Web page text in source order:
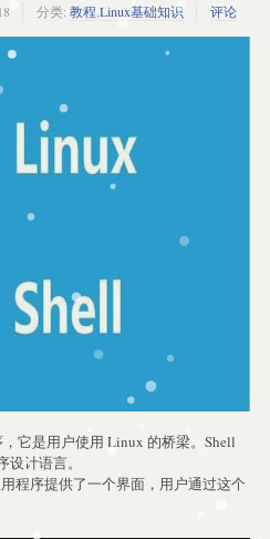
分类: 教程 Linux基础知识 评论
它是用户使用 Linux 的桥梁。Shell
计语言。
程序提供了一个界面，用户通过这个